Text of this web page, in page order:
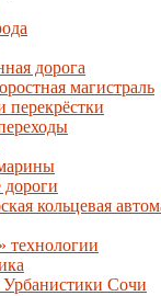
дорога
магистраль
перекрёстки
кольцевая
технологии
Сочи